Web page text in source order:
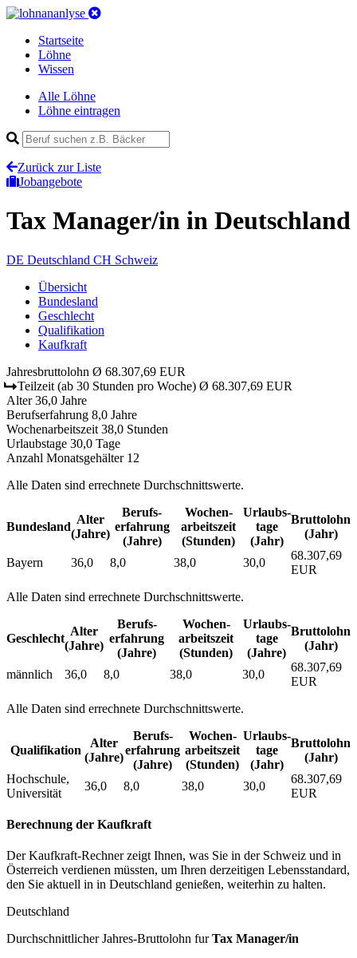
Startseite
Löhne
Wissen
Alle Löhne
Löhne eintragen
Zurück zur Liste
Jobangebote
Tax Manager/in in Deutschland
DE Deutschland CH Schweiz
Übersicht
Bundesland
Geschlecht
Qualifikation
Kaufkraft
Jahresbruttolohn Ø 68.307,69 EUR
Teilzeit (ab 30 Stunden pro Woche) Ø 68.307,69 EUR
Alter 36,0 Jahre
Berufserfahrung 8,0 Jahre
Wochenarbeitszeit 38,0 Stunden
Urlaubstage 30,0 Tage
Anzahl Monatsgehälter 12
Alle Daten sind errechnete Durchschnittswerte.
Bundesland
Alter
(Jahre)
Berufs­
erfahrung
(Jahre)
Wochen­
arbeitszeit
(Stunden)
Urlaubs­
tage
(Jahr)
Bruttolohn
(Jahr)
Bayern 36,0 8,0 38,0 30,0
68.307,69
EUR
Alle Daten sind errechnete Durchschnittswerte.
Geschlecht
Alter
(Jahre)
Berufs­
erfahrung
(Jahre)
Wochen­
arbeitszeit
(Stunden)
Urlaubs­
tage
(Jahre)
Bruttolohn
(Jahr)
männlich 36,0 8,0 38,0 30,0
68.307,69
EUR
Alle Daten sind errechnete Durchschnittswerte.
Qualifikation
Alter
(Jahre)
Berufs­
erfahrung
(Jahre)
Wochen­
arbeitszeit
(Stunden)
Urlaubs­
tage
(Jahr)
Bruttolohn
(Jahr)
Hochschule,
Universität
36,0 8,0 38,0 30,0
68.307,69
EUR
Berechnung der Kaufkraft
Der Kaufkraft-Rechner zeigt Ihnen, was Sie in der Schweiz und in
Österreich verdienen müssten, um Ihren derzeitigen Lebensstandard,
den Sie aktuell in in Deutschland genießen, weiterhin zu halten.
Deutschland
Durchschnittlicher Jahres-Bruttolohn furTax Manager/in